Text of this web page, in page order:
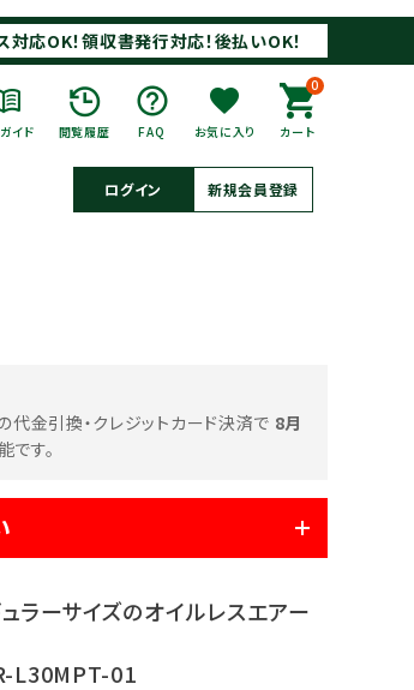
対応OK！領収書発行対応！後払いOK！
イド 閲覧履歴 FAQ お気に入り
0
カート
ログイン 新規会員登録
代金引換・クレジットカード決済で 8月
す。
ラーサイズのオイルレスエアー
L30MPT-01